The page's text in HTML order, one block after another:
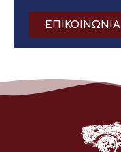
ΕΠΙΚΟΙΝΩΝΙΑ